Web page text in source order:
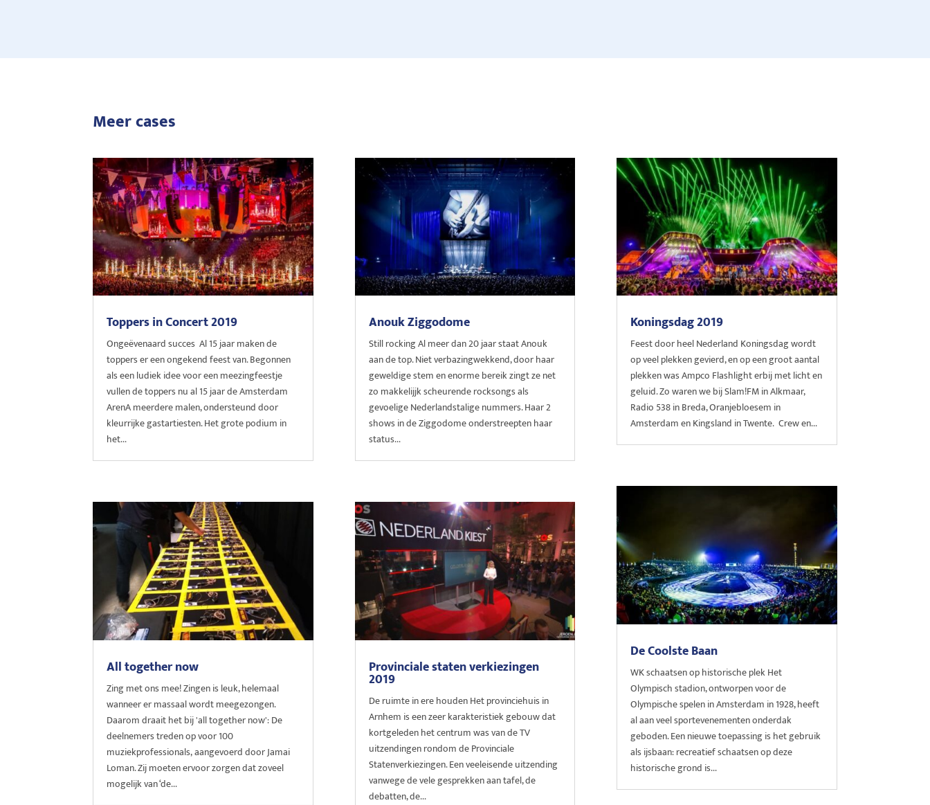
Meer cases
Toppers in Concert 2019
Ongeëvenaard succes Al 15 jaar maken de
toppers er een ongekend feest van. Begonnen
als een ludiek idee voor een meezingfeestje
vullen de toppers nu al 15 jaar de Amsterdam
ArenA meerdere malen, ondersteund door
kleurrijke gastartiesten. Het grote podium in
het...
All together now
Zing met ons mee! Zingen is leuk, helemaal
wanneer er massaal wordt meegezongen.
Daarom draait het bij 'all together now': De
deelnemers treden op voor 100
muziekprofessionals, aangevoerd door Jamai
Loman. Zij moeten ervoor zorgen dat zoveel
mogelijk van ‘de...
Anouk Ziggodome
Still rocking Al meer dan 20 jaar staat Anouk
aan de top. Niet verbazingwekkend, door haar
geweldige stem en enorme bereik zingt ze net
zo makkelijjk scheurende rocksongs als
gevoelige Nederlandstalige nummers. Haar 2
shows in de Ziggodome onderstreepten haar
status...
Provinciale staten verkiezingen
2019
De ruimte in ere houden Het provinciehuis in
Arnhem is een zeer karakteristiek gebouw dat
kortgeleden het centrum was van de TV
uitzendingen rondom de Provinciale
Statenverkiezingen. Een veeleisende uitzending
vanwege de vele gesprekken aan tafel, de
debatten, de...
Koningsdag 2019
Feest door heel Nederland Koningsdag wordt
op veel plekken gevierd, en op een groot aantal
plekken was Ampco Flashlight erbij met licht en
geluid. Zo waren we bij Slam!FM in Alkmaar,
Radio 538 in Breda, Oranjebloesem in
Amsterdam en Kingsland in Twente. Crew en...
De Coolste Baan
WK schaatsen op historische plek Het
Olympisch stadion, ontworpen voor de
Olympische spelen in Amsterdam in 1928, heeft
al aan veel sportevenementen onderdak
geboden. Een nieuwe toepassing is het gebruik
als ijsbaan: recreatief schaatsen op deze
historische grond is...